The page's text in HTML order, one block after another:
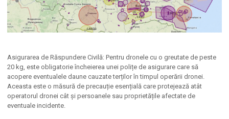
Asigurarea de Răspundere Civilă: Pentru dronele cu o greutate de peste
20 kg, este obligatorie încheierea unei polițe de asigurare care să
acopere eventualele daune cauzate terților în timpul operării dronei.
Aceasta este o măsură de precauție esențială care protejează atât
operatorul dronei cât și persoanele sau proprietățile afectate de
eventuale incidente.